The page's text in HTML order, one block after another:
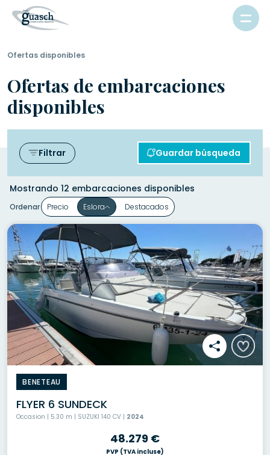
Ofertas disponibles
Ofertas de embarcaciones
disponibles
Filtrar Guardar búsqueda
Mostrando 12 embarcaciones disponibles
Ordenar Precio Eslora Destacados
BENETEAU
FLYER 6 SUNDECK
Occasion | 5.30 m | SUZUKI 140 CV | 2024
48.279 €
PVP (TVA incluse)